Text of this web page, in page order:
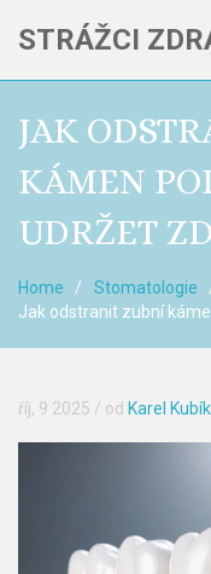
STRÁŽCI
JAK
KÁMEN
UDRŽET
Home
Stomatologie
Jak odstranit zubní
říj, 9 2025 / od Karel Kubík